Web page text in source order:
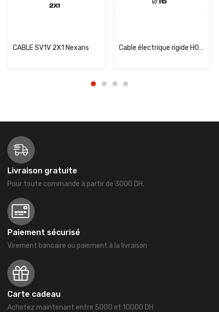
CABLE SV1V 2X1 Nexans Cable électrique rigide H07VR 16² Ingelec
Livraison gratuite
Pour toute commande à partir de 3000 DH.
Paiement sécurisé
Virement bancaire ou paiement à la livraison
Carte cadeau
Achetez maintenant entre 5000 et 10000 DH